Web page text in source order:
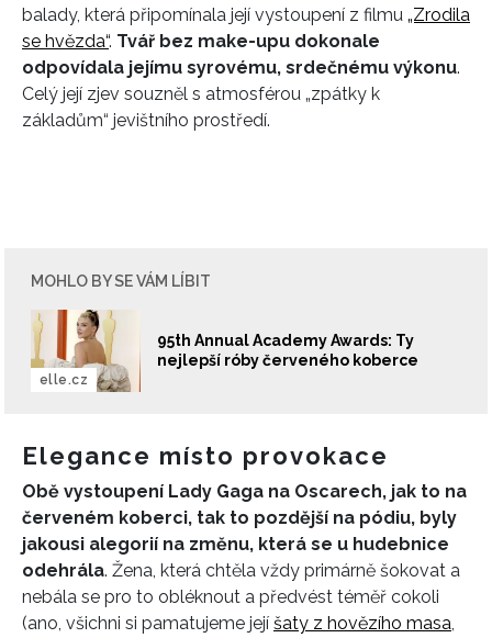
balady, která připomínala její vystoupení z filmu „Zrodila
se hvězda“. Tvář bez make-upu dokonale
odpovídala jejímu syrovému, srdečnému výkonu.
Celý její zjev souzněl s atmosférou „zpátky k
základům“ jevištního prostředí.
MOHLO BY SE VÁM LÍBIT
95th Annual Academy Awards: Ty
nejlepší róby červeného koberce
elle.cz
Elegance místo provokace
Obě vystoupení Lady Gaga na Oscarech, jak to na
červeném koberci, tak to pozdější na pódiu, byly
jakousi alegorií na změnu, která se u hudebnice
odehrála. Žena, která chtěla vždy primárně šokovat a
nebála se pro to obléknout a předvést téměř cokoli
(ano, všichni si pamatujeme její šaty z hovězího masa